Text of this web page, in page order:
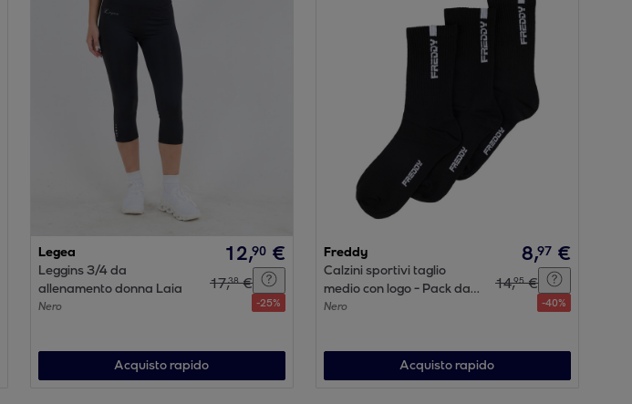
Legea
Leggins 3/4 da
allenamento donna Laia
Nero
12,90 €
17,38 €
-25%
Acquisto rapido
Freddy
Calzini sportivi taglio
medio con logo - Pack da
3 paia
Nero
8,97 €
14,95 €
-40%
Acquisto rapido